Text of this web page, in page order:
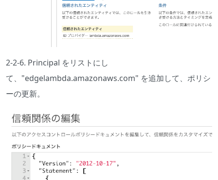
2-2-6. Principal をリストにし
て、"edgelambda.amazonaws.com" を追加して、ポリシ
ーの更新。